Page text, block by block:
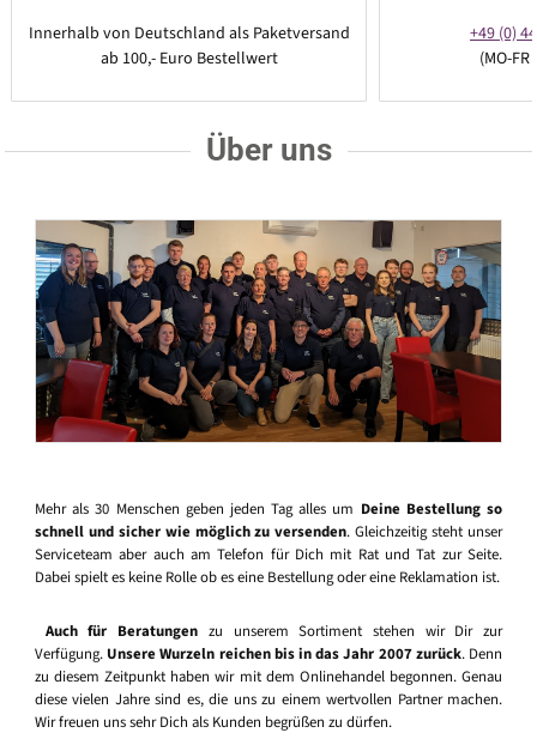
Innerhalb von Deutschland als Paketversand
ab 100,- Euro Bestellwert
+49 (0)
(MO-
Über uns
Mehr als 30 Menschen geben jeden Tag alles um Deine Bestellung so
schnell und sicher wie möglich zu versenden. Gleichzeitig steht unser
Serviceteam aber auch am Telefon für Dich mit Rat und Tat zur Seite.
Dabei spielt es keine Rolle ob es eine Bestellung oder eine Reklamation ist.
Auch für Beratungen zu unserem Sortiment stehen wir Dir zur
Verfügung. Unsere Wurzeln reichen bis in das Jahr 2007 zurück. Denn
zu diesem Zeitpunkt haben wir mit dem Onlinehandel begonnen. Genau
diese vielen Jahre sind es, die uns zu einem wertvollen Partner machen.
Wir freuen uns sehr Dich als Kunden begrüßen zu dürfen.